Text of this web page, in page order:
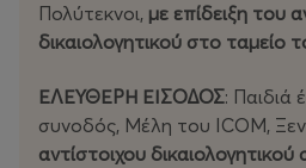
Πολύτεκνοι, με επίδειξη του
δικαιολογητικού στο ταμείο
ΕΛΕΥΘΕΡΗ ΕΙΣΟΔΟΣ: Παιδιά
συνοδός, Μέλη του ICOM,
αντίστοιχου